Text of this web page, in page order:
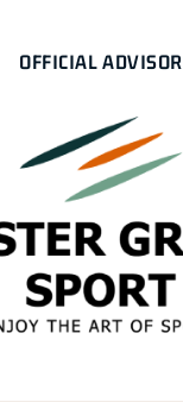
OFFICIAL ADVISOR